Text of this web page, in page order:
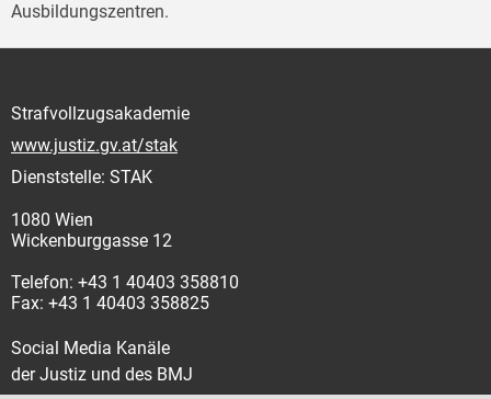
Ausbildungszentren.
Strafvollzugsakademie
www.justiz.gv.at/stak
Dienststelle: STAK
1080 Wien
Wickenburggasse 12
Telefon: +43 1 40403 358810
Fax: +43 1 40403 358825
Social Media Kanäle
der Justiz und des BMJ